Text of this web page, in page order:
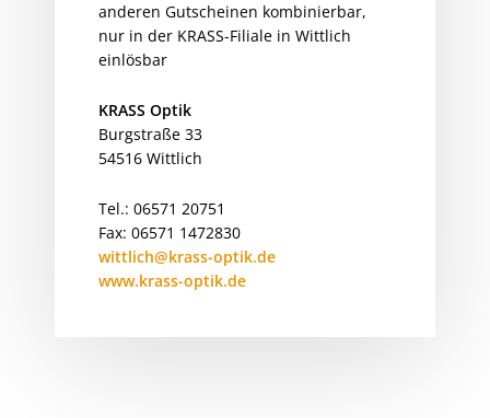
anderen Gutscheinen kombinierbar,
nur in der KRASS-Filiale in Wittlich
einlösbar
KRASS Optik
Burgstraße 33
54516 Wittlich
Tel.: 06571 20751
Fax: 06571 1472830
wittlich@krass-optik.de
www.krass-optik.de